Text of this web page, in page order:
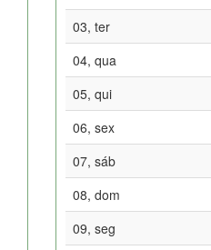
03, ter
04, qua
05, qui
06, sex
07, sáb
08, dom
09, seg